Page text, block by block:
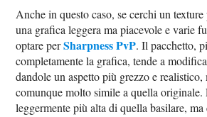
Anche in questo caso, se cerchi un
una grafica leggera ma piacevole e varie
optare perSharpness PvP. Il pacchetto,
completamente la grafica, tende a
dandole un aspetto più grezzo e realistico,
comunque molto simile a quella
leggermente più alta di quella basilare,